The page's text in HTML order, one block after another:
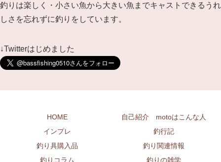
釣りは楽しく・小さい魚から大きい魚までキャストできるうれ
しさを忘れずに釣りをしています。
↓Twitterはじめました
HOME
自己紹介 motoはこんな人
インプレ
釣行記
釣り具購入品
釣り関連情報
釣りコラム
釣りの雑学